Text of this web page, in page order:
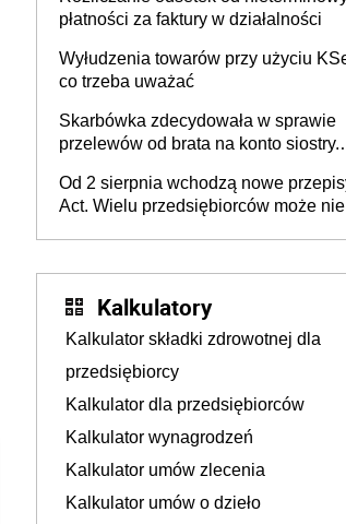
płatności za faktury w działalności
Wyłudzenia towarów przy użyciu
co trzeba uważać
Skarbówka zdecydowała w sprawie
przelewów od brata na konto siostry.
darowizna, ale podatku jednak nie
Od 2 sierpnia wchodzą nowe
Act. Wielu przedsiębiorców może nie
Kalkulatory
Kalkulator składki zdrowotnej dla
przedsiębiorcy
Kalkulator dla przedsiębiorców
Kalkulator wynagrodzeń
Kalkulator umów zlecenia
Kalkulator umów o dzieło